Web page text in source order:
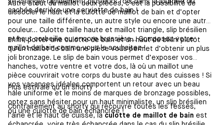
se changer rapidement, plusieurs fois dans la journée ou
cachée derrière une serviette de bain !
Autre atout du maillot deux pièces, c’est la possibilité de
dissocier le haut et la culotte de maillot de bain et d’opter
pour une taille différente, un autre style ou encore une autre
couleur… Culotte taille haute et maillot triangle, slip brésilien
et haut corbeille ou encore brassière… Composez votre
maillot de bain comme vous le souhaitez !
Enfin, porter une culotte de bain et un haut de bikini plutôt
qu’un maillot de bain une pièce vous permet d’obtenir un plus
joli bronzage. Le slip de bain vous permet d’exposer vos
hanches, votre ventre et votre dos, là où un maillot une
pièce couvrirait votre corps du buste au haut des cuisses ! Si
vos vacances idéales comportent un retour avec un beau
hâle uniforme et le moins de marques de bronzage possibles,
optez sans hésiter pour un haut minimaliste, un slip brésilien
ou une culotte de bain échancrée !
Plus estivale qu’un shorty
Contrairement au shorty qui recouvre toutes les fesses,
l’aine et le haut de cuisse, la culotte de maillot de bain est